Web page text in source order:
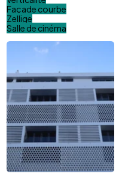
Façade courbe
Zellige
Salle de cinéma